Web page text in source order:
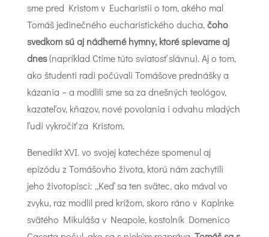
sme pred Kristom v Eucharistii o tom, akého mal
Tomáš jedinečného eucharistického ducha,čoho
svedkom sú aj nádherné hymny, ktoré spievame aj
dnes(napríklad Ctíme túto sviatosť slávnu). Aj o tom,
ako študenti radi počúvali Tomášove prednášky a
kázania – a modlili sme sa za dnešných teológov,
kazateľov, kňazov, nové povolania i odvahu mladých
ľudí vykročiť za Kristom.
Benedikt XVI. vo svojej katechéze spomenul aj
epizódu z Tomášovho života, ktorú nám zachytili
jeho životopisci: „Keď sa ten svätec, ako mával vo
zvyku, raz modlil pred krížom, skoro ráno v Kaplnke
svätého Mikuláša v Neapole, kostolník Domenico